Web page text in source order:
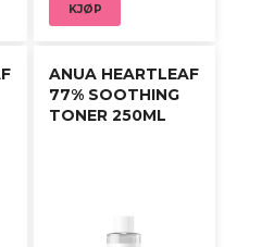
KJØP
ANUA HEARTLEAF
77% SOOTHING
TONER 250ML